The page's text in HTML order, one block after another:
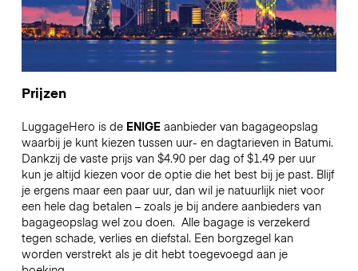
Prijzen
LuggageHero is de ENIGEaanbieder van bagageopslag
waarbij je kunt kiezen tussen uur- en dagtarieven in Batumi.
Dankzij de vaste prijs van $4.90 per dag of $1.49 per uur
kun je altijd kiezen voor de optie die het best bij je past. Blijf
je ergens maar een paar uur, dan wil je natuurlijk niet voor
een hele dag betalen – zoals je bij andere aanbieders van
bagageopslag wel zou doen. Alle bagage is verzekerd
tegen schade, verlies en diefstal. Een borgzegel kan
worden verstrekt als je dit hebt toegevoegd aan je